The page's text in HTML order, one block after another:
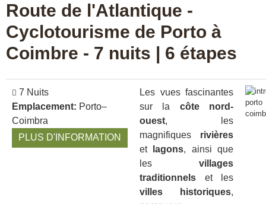
Route de l'Atlantique -
Cyclotourisme de Porto à
Coimbre - 7 nuits | 6 étapes
7 Nuits
Emplacement: Porto–
Coimbra
PLUS D'INFORMATION
Les vues fascinantes
sur la côte nord-
ouest, les
magnifiques rivières
et
lagons, ainsi que
les villages
traditionnels et les
villes historiques,